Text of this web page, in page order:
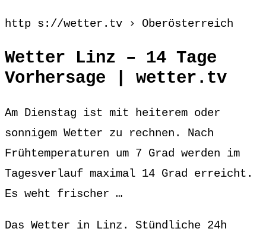
http s://wetter.tv › Oberösterreich
Wetter Linz – 14 Tage
Vorhersage | wetter.tv
Am Dienstag ist mit heiterem oder
sonnigem Wetter zu rechnen. Nach
Frühtemperaturen um 7 Grad werden im
Tagesverlauf maximal 14 Grad erreicht.
Es weht frischer …
Das Wetter in Linz. Stündliche 24h